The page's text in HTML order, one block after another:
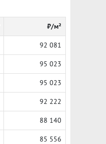
₽/м²
92 081
95 023
95 023
92 222
88 140
85 556